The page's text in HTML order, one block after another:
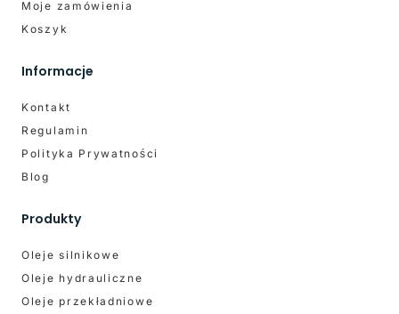
Moje zamówienia
Koszyk
Informacje
Kontakt
Regulamin
Polityka Prywatności
Blog
Produkty
Oleje silnikowe
Oleje hydrauliczne
Oleje przekładniowe